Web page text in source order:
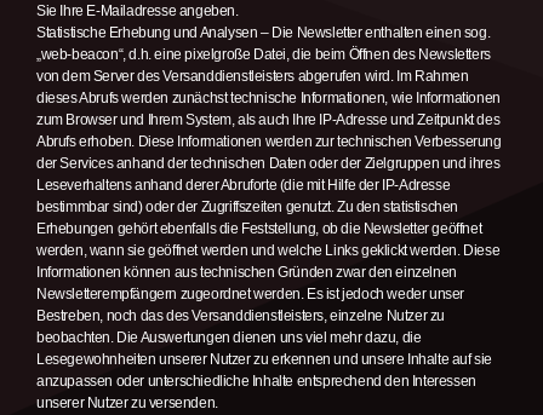
Sie Ihre E-Mailadresse angeben.
Statistische Erhebung und Analysen – Die Newsletter enthalten einen sog.
„web-beacon“, d.h. eine pixelgroße Datei, die beim Öffnen des Newsletters
von dem Server des Versanddienstleisters abgerufen wird. Im Rahmen
dieses Abrufs werden zunächst technische Informationen, wie Informationen
zum Browser und Ihrem System, als auch Ihre IP-Adresse und Zeitpunkt des
Abrufs erhoben. Diese Informationen werden zur technischen Verbesserung
der Services anhand der technischen Daten oder der Zielgruppen und ihres
Leseverhaltens anhand derer Abruforte (die mit Hilfe der IP-Adresse
bestimmbar sind) oder der Zugriffszeiten genutzt. Zu den statistischen
Erhebungen gehört ebenfalls die Feststellung, ob die Newsletter geöffnet
werden, wann sie geöffnet werden und welche Links geklickt werden. Diese
Informationen können aus technischen Gründen zwar den einzelnen
Newsletterempfängern zugeordnet werden. Es ist jedoch weder unser
Bestreben, noch das des Versanddienstleisters, einzelne Nutzer zu
beobachten. Die Auswertungen dienen uns viel mehr dazu, die
Lesegewohnheiten unserer Nutzer zu erkennen und unsere Inhalte auf sie
anzupassen oder unterschiedliche Inhalte entsprechend den Interessen
unserer Nutzer zu versenden.